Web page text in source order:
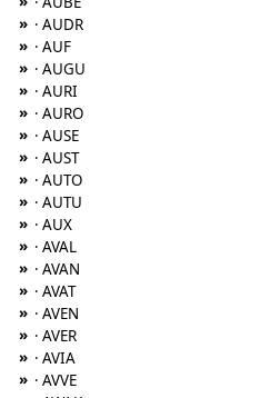
» · AUDR
» · AUF
» · AUGU
» · AURI
» · AURO
» · AUSE
» · AUST
» · AUTO
» · AUTU
» · AUX
» · AVAL
» · AVAN
» · AVAT
» · AVEN
» · AVER
» · AVIA
» · AVVE